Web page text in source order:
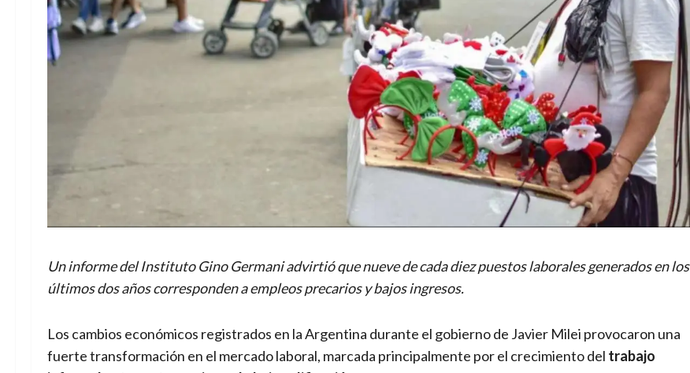
Un informe del Instituto Gino Germani advirtió que nueve de cada diez puestos laborales generados en los
últimos dos años corresponden a empleos precarios y bajos ingresos.
Los cambios económicos registrados en la Argentina durante el gobierno de Javier Milei provocaron una
fuerte transformación en el mercado laboral, marcada principalmente por el crecimiento del trabajo